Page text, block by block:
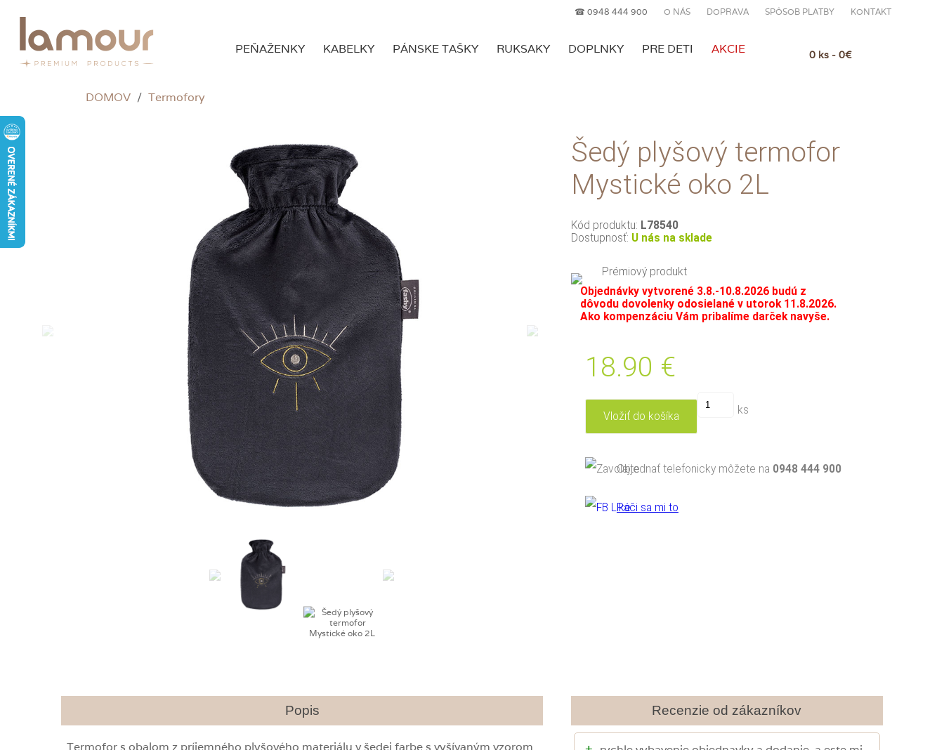
☎ 0948 444 900 O NÁS DOPRAVA SPÔSOB PLATBY KONTAKT
PEŇAŽENKY KABELKY PÁNSKE TAŠKY RUKSAKY DOPLNKY PRE DETI AKCIE 0 ks - 0€
DOMOV / Termofory
Šedý plyšový termofor
Mystické oko 2L
Kód produktu: L78540
Dostupnosť: U nás na sklade
Prémiový produkt
Objednávky vytvorené 3.8.-10.8.2026 budú z
dôvodu dovolenky odosielané v utorok 11.8.2026.
Ako kompenzáciu Vám pribalíme darček navyše.
18.90 €
ks
Objednať telefonicky môžete na 0948 444 900
Páči sa mi to
Popis
Termofor s obalom z príjemného plyšového materiálu v šedej farbe s vyšívaným vzorom
Recenzie od zákazníkov